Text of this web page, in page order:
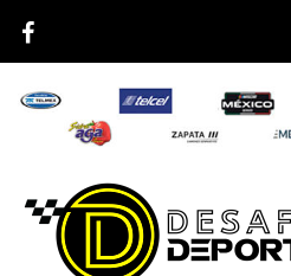
content